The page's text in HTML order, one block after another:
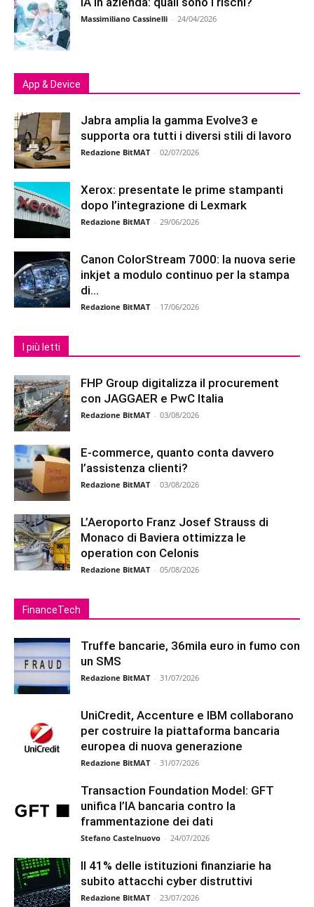
Massimiliano Cassinelli - 24/04/2026
App & Device
Jabra amplia la gamma Evolve3 e
supporta ora tutti i diversi stili di lavoro
Redazione BitMAT - 02/07/2026
Xerox: presentate le prime stampanti
dopo l’integrazione di Lexmark
Redazione BitMAT - 29/06/2026
Canon ColorStream 7000: la nuova serie
inkjet a modulo continuo per la stampa
di...
Redazione BitMAT - 17/06/2026
I più letti
FHP Group digitalizza il procurement
con JAGGAER e PwC Italia
Redazione BitMAT - 03/08/2026
E-commerce, quanto conta davvero
l’assistenza clienti?
Redazione BitMAT - 03/08/2026
L’Aeroporto Franz Josef Strauss di
Monaco di Baviera ottimizza le
operation con Celonis
Redazione BitMAT - 05/08/2026
FinanceTech
Truffe bancarie, 36mila euro in fumo con
un SMS
Redazione BitMAT - 31/07/2026
UniCredit, Accenture e IBM collaborano
per costruire la piattaforma bancaria
europea di nuova generazione
Redazione BitMAT - 31/07/2026
Transaction Foundation Model: GFT
unifica l’IA bancaria contro la
frammentazione dei dati
Stefano Castelnuovo - 24/07/2026
Il 41% delle istituzioni finanziarie ha
subito attacchi cyber distruttivi
Redazione BitMAT - 23/07/2026